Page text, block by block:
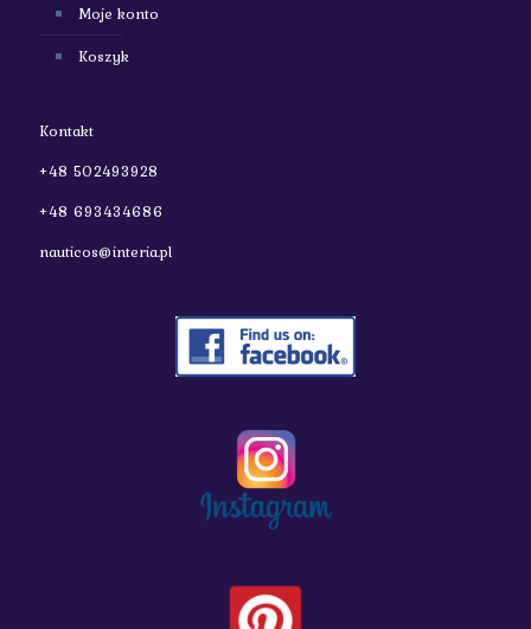
Moje konto
Koszyk
Kontakt
+48 502493928
+48 693434686
nauticos@interia.pl